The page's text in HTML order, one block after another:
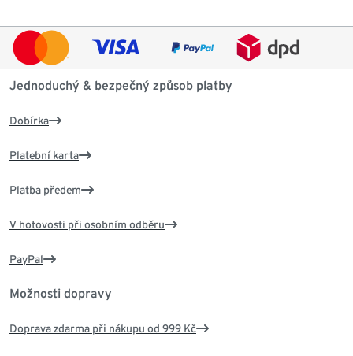
Jednoduchý & bezpečný způsob platby
Dobírka
Platební karta
Platba předem
V hotovosti při osobním odběru
PayPal
Možnosti dopravy
Doprava zdarma při nákupu od 999 Kč